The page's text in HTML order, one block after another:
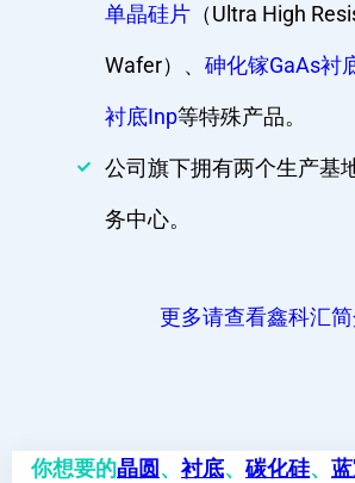
单晶硅片 （Ultra High
Wafer）、 砷化镓GaAs衬
衬底Inp等特殊产品。
公司旗下拥有两个生产基
务中心。
更多请查看鑫科汇
你想要的晶圆 、衬底、 碳化硅、